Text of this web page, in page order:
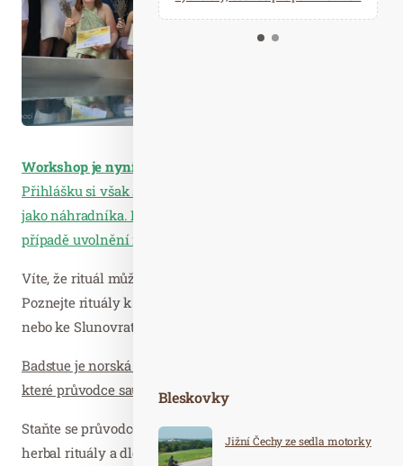
Kalendář událostí
Odebírejte náš newsletter
Workshop je nyní plně OBSAZEN.
Přihlášku si však stále můžete vyplnit a zařadíme vás
jako náhradníka. Budeme vás dále informovat a to i v
případě uvolnění místa nebo vyhlášení dalšího termínu.
Víte, že rituál může trvat hodinu i několik hodin?
Poznejte rituály k různým příležitostem – např. úplňkový
nebo ke Slunovratu.
Badstue je norská sauna. Označují se tak i dlouhé rituály,
které průvodce sauny připravuje pro své hosty.
Staňte se průvodcem saunování a naučte se provádět
herbal rituály a dlouhé saunové herbal procedury. Zažijte
Bleskovky
Jižní Čechy ze sedla motorky